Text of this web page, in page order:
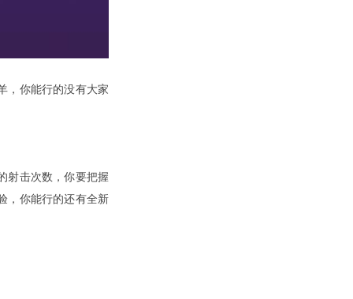
，你能行的没有大家
射击次数，你要把握
，你能行的还有全新